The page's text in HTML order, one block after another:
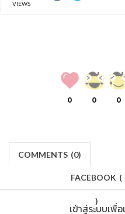
VIEWS
0 0 0
COMMENTS (0)
FACEBOOK (
)
เข้าสู่ระบบเพื่